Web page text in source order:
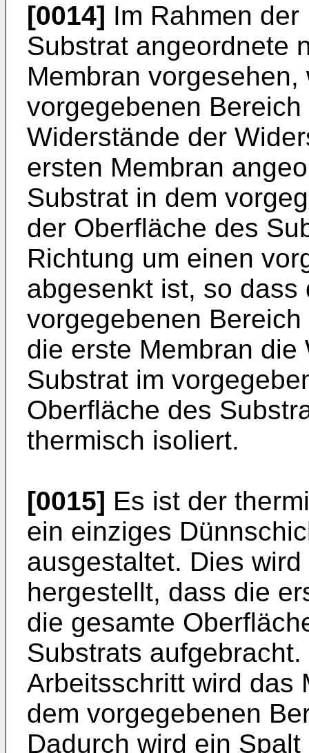
[0014] Im Rahmen
Substrat angeordnete
Membran
vorgegebenen
Widerstände der
ersten Membran
Substrat in dem
der Oberfläche des
Richtung um einen
abgesenkt ist, so dass
vorgegebenen
die erste Membran
Substrat im
Oberfläche des
thermisch isoliert.
[0015] Es ist der
ein einziges
ausgestaltet. Dies
hergestellt, dass die
die gesamte
Substrats
Arbeitsschritt wird das
dem vorgegebenen
Dadurch wird ein